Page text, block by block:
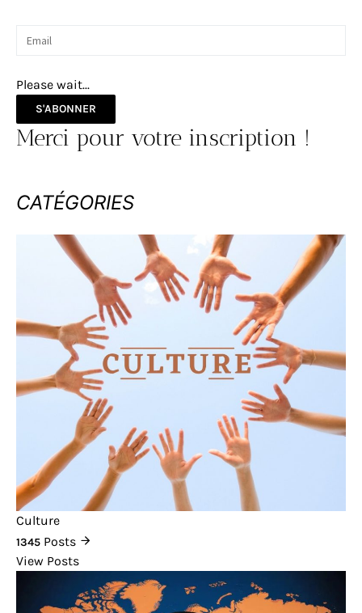
Please wait...
S'ABONNER
Merci pour votre inscription !
CATÉGORIES
Culture
1345 Posts
View Posts